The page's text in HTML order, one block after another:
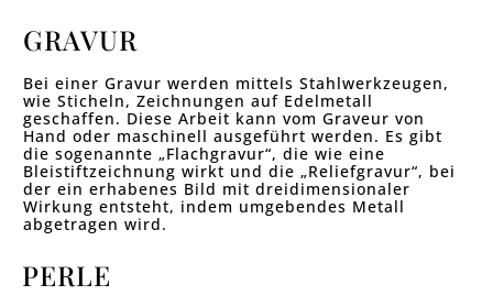
GRAVUR
Bei einer Gravur werden mittels Stahlwerkzeugen,
wie Sticheln, Zeichnungen auf Edelmetall
geschaffen. Diese Arbeit kann vom Graveur von
Hand oder maschinell ausgeführt werden. Es gibt
die sogenannte „Flachgravur“, die wie eine
Bleistiftzeichnung wirkt und die „Reliefgravur“, bei
der ein erhabenes Bild mit dreidimensionaler
Wirkung entsteht, indem umgebendes Metall
abgetragen wird.
PERLE